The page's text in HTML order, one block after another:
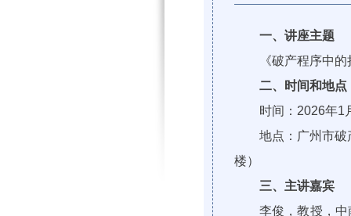
一、讲座主题
《破产程序中
二、时间和地点
时间：2026年1
地点：广州市
楼）
三、主讲嘉宾
李俊，教授，